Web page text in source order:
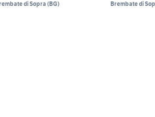
di Sopra (BG) Brembate di